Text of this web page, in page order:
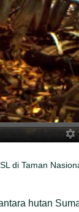
di Taman
hutan